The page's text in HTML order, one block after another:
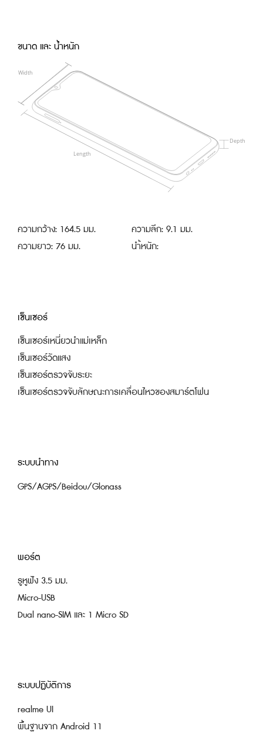
ขนาด และ น้ำหนัก
ความกว้าง: 164.5 มม.
ความยาว: 76 มม.
ความลึก: 9.1 มม.
นำ้หนัก:
เซ็นเซอร์
เซ็นเซอร์เหนี่ยวนำแม่เหล็ก
เซ็นเซอร์วัดแสง
เซ็นเซอร์ตรวจจับระยะ
เซ็นเซอร์ตรวจจับลักษณะการเคลื่อนไหวของสมาร์ตโฟน
ระบบนำทาง
GPS/AGPS/Beidou/Glonass
พอร์ต
รูหูฟัง 3.5 มม.
Micro-USB
Dual nano-SIM และ 1 Micro SD
ระบบปฏิบัติการ
realme UI
พื้นฐานจาก Android 11